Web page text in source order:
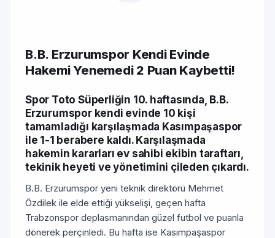
B.B. Erzurumspor Kendi Evinde
Hakemi Yenemedi 2 Puan Kaybetti!
Spor Toto Süperliğin 10. haftasında, B.B.
Erzurumspor kendi evinde 10 kişi
tamamladığı karşılaşmada Kasımpaşaspor
ile 1-1 berabere kaldı. Karşılaşmada
hakemin kararları ev sahibi ekibin taraftarı,
tekinik heyeti ve yönetimini çileden çıkardı.
B.B. Erzurumspor yeni teknik direktörü Mehmet
Özdilek ile elde ettiği yükselişi, geçen hafta
Trabzonspor deplasmanından güzel futbol ve puanla
dönerek perçinledi. Bu hafta ise Kasımpaşaspor